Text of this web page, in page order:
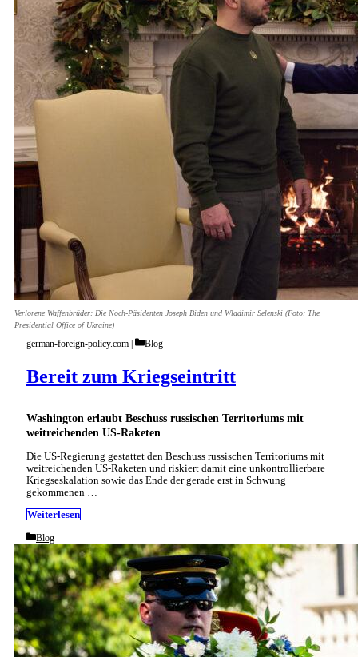
Verlorene Waffenbrüder: Die Noch-Päsidenten Joseph Biden und Wladimir Selenski (Foto: The
Presidential Office of Ukraine)
Washington erlaubt Beschuss russischen Territoriums mit
weitreichenden US-Raketen
Bereit zum Kriegseintritt
german-foreign-policy.com Categories
Blog
Die US-Regierung gestattet den Beschuss russischen Territoriums mit
weitreichenden US-Raketen und riskiert damit eine unkontrollierbare
Kriegseskalation sowie das Ende der gerade erst in Schwung
gekommenen …
Weiterlesen
Categories
Blog